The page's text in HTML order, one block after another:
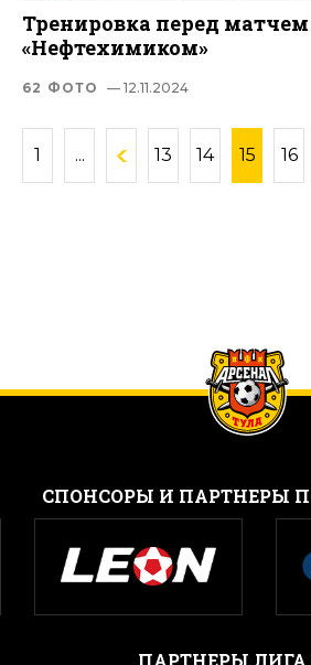
Тренировка перед матчем
«Нефтехимиком»
62 ФОТО — 12.11.2024
1 ... 13 14 15 16
CПОНСОРЫ И ПАРТНЕРЫ
ПАРТНЕРЫ ЛИГА